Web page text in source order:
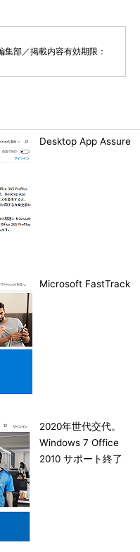
部／掲載内容有効期限：
Desktop App Assure
Microsoft FastTrack
2020年世代交代。
Windows 7 Office
2010 サポート終了